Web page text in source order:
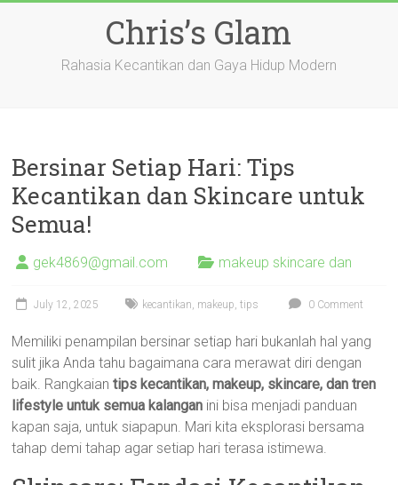
Chris’s Glam
Rahasia Kecantikan dan Gaya Hidup Modern
Bersinar Setiap Hari: Tips
Kecantikan dan Skincare untuk
Semua!
gek4869@gmail.com makeup skincare dan
July 12, 2025 kecantikan, makeup,tips 0 Comment
Memiliki penampilan bersinar setiap hari bukanlah hal yang
sulit jika Anda tahu bagaimana cara merawat diri dengan
baik. Rangkaiantips kecantikan, makeup, skincare, dan tren
lifestyle untuk semua kalangan ini bisa menjadi panduan
kapan saja, untuk siapapun. Mari kita eksplorasi bersama
tahap demi tahap agar setiap hari terasa istimewa.